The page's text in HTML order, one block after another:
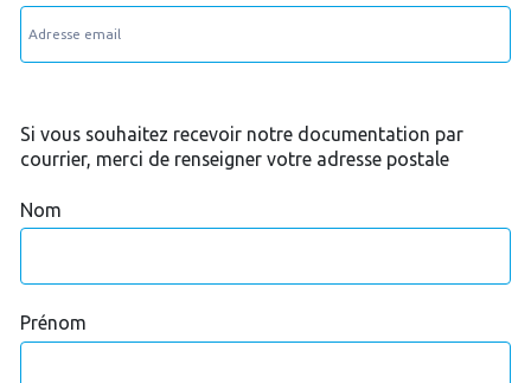
Si vous souhaitez recevoir notre documentation par
courrier, merci de renseigner votre adresse postale
Nom
Prénom